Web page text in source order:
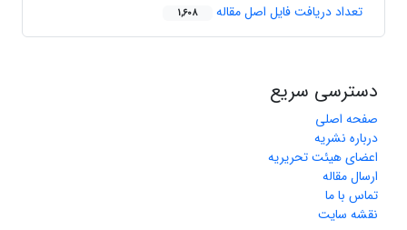
تعداد دریافت فایل اصل مقاله 1,608
دسترسی سریع
صفحه اصلی
درباره نشریه
اعضای هیئت تحریریه
ارسال مقاله
تماس با ما
نقشه سایت